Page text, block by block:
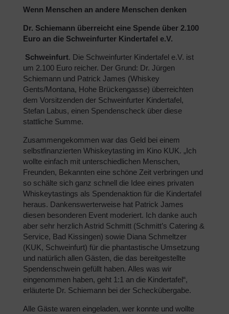
Wenn Menschen an andere Menschen denken
Dr. Schiemann überreicht eine Spende über 2.100
Euro an die Schweinfurter Kindertafel e.V.
Schweinfurt. Die Schweinfurter Kindertafel e.V. ist
um 2.100 Euro reicher. Der Grund: Dr. Jürgen
Schiemann und Patrick James (Whiskey
Gents/Montana, Hohe Brückengasse) überreichten
dem Vorsitzenden der Schweinfurter Kindertafel,
Stefan Labus, einen Spendenscheck über diese
stattliche Summe.
Zusammengekommen war das Geld bei einem
selbstfinanzierten Whiskeytasting im Kino KUK. „Ich
wollte einfach mit unterschiedlichen Menschen,
Freunden, Bekannten eine schöne Zeit verbringen und
so schälte sich ganz schnell die Idee eines privaten
Whiskeytastings als Spendenaktion für die Kindertafel
heraus. Dankenswerterweise hat Patrick James
diesen besonderen Event moderiert. Ich danke auch
aber sehr herzlich Astrid Schmitt (Schmitt’s Catering &
Service, Bad Kissingen) sowie Diana Schmeltzer
(KUK, Schweinfurt) für die phantastische Umsetzung
und natürlich allen Gästen, die das bereitgestellte
Spendenschwein gefüllt haben. Alles was wir
eingenommen haben, geht 1:1 an die Kindertafel“,
erläuterte Dr. Schiemann bei der Scheckübergabe.
Alle Gäste waren eingeladen, wer konnte und wollte